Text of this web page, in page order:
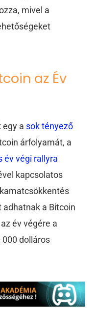
mivel a
az Év
egy a sok tényező
árfolyamát, a
év végi rallyra
kapcsolatos
a Bitcoin
év végére a
dolláros